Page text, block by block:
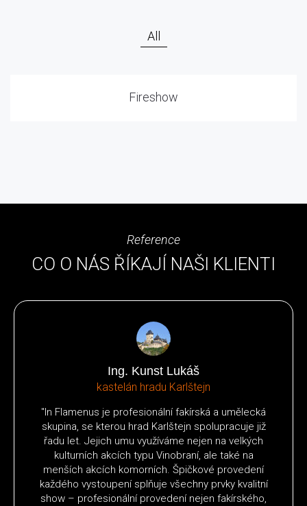
All
Fireshow
Reference
CO O NÁS ŘÍKAJÍ NAŠI KLIENTI
Ing. Kunst Lukáš
kastelán hradu Karlštejn
"In Flamenus je profesionální fakírská a umělecká
skupina, se kterou hrad Karlštejn spolupracuje již
řadu let. Jejich umu využíváme nejen na velkých
kulturních akcích typu Vinobraní, ale také na
menších akcích komorních. Špičkové provedení
každého vystoupení splňuje všechny prvky kvalitní
show – profesionální provedení nejen fakírského,